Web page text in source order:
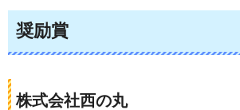
奨励賞
株式会社西の丸